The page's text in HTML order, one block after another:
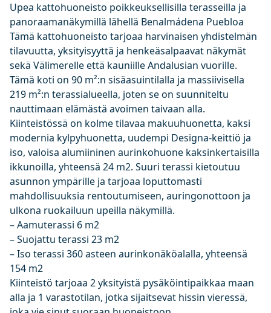
Upea kattohuoneisto poikkeuksellisilla terasseilla ja
panoraamanäkymillä lähellä Benalmádena Puebloa
Tämä kattohuoneisto tarjoaa harvinaisen yhdistelmän
tilavuutta, yksityisyyttä ja henkeäsalpaavat näkymät
sekä Välimerelle että kauniille Andalusian vuorille.
Tämä koti on 90 m²:n sisäasuintilalla ja massiivisella
219 m²:n terassialueella, joten se on suunniteltu
nauttimaan elämästä avoimen taivaan alla.
Kiinteistössä on kolme tilavaa makuuhuonetta, kaksi
modernia kylpyhuonetta, uudempi Designa-keittiö ja
iso, valoisa alumiininen aurinkohuone kaksinkertaisilla
ikkunoilla, yhteensä 24 m2. Suuri terassi kietoutuu
asunnon ympärille ja tarjoaa loputtomasti
mahdollisuuksia rentoutumiseen, auringonottoon ja
ulkona ruokailuun upeilla näkymillä.
– Aamuterassi 6 m2
– Suojattu terassi 23 m2
– Iso terassi 360 asteen aurinkonäköalalla, yhteensä
154 m2
Kiinteistö tarjoaa 2 yksityistä pysäköintipaikkaa maan
alla ja 1 varastotilan, jotka sijaitsevat hissin vieressä,